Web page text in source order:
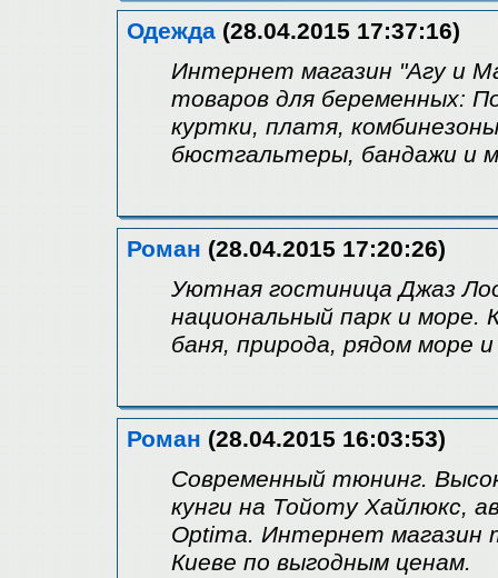
Одежда (28.04.2015 17:37:16)
Интернет магазин "Агу и
товаров для беременных:
куртки, платя,
бюстгальтеры, бандажи и
Роман (28.04.2015 17:20:26)
Уютная гостиница Джаз
национальный парк и
баня, природа, рядом море
Роман (28.04.2015 16:03:53)
Современный тюнинг.
кунги на Тойоту Хайлюкс,
Optima. Интернет магазин
Киеве по выгодным ценам.